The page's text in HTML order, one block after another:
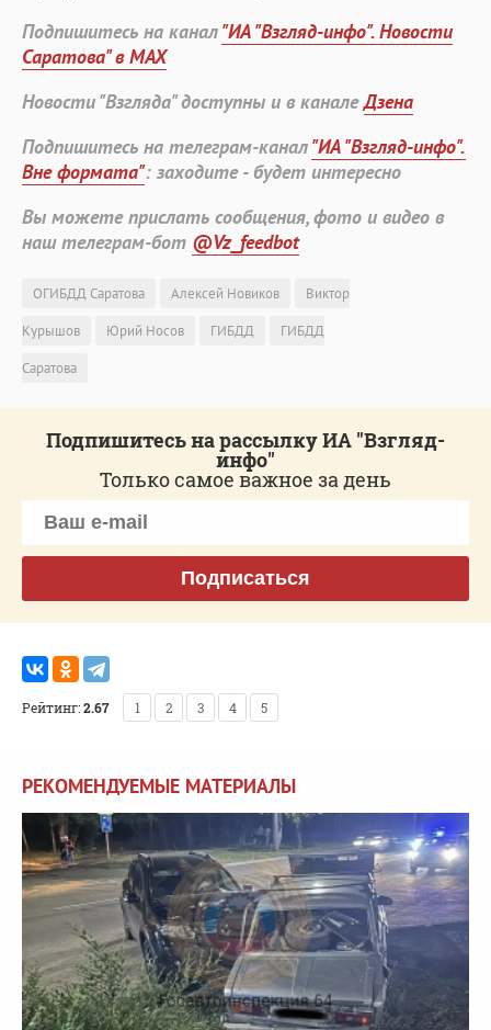
Подпишитесь на канал"ИА "Взгляд-инфо". Новости
Саратова" в MAX
Новости "Взгляда" доступны и в каналеДзена
Подпишитесь на телеграм-канал"ИА "Взгляд-инфо".
Вне формата": заходите - будет интересно
Вы можете прислать сообщения, фото и видео в
наш телеграм-бот @Vz_feedbot
ОГИБДД Саратова Алексей Новиков
Виктор
Курышов
Юрий Носов ГИБДД
ГИБДД
Саратова
Подпишитесь на рассылку ИА "Взгляд-
инфо"
Только самое важное за день
Подписаться
Рейтинг:2.67 1 2 3 4 5
РЕКОМЕНДУЕМЫЕ МАТЕРИАЛЫ